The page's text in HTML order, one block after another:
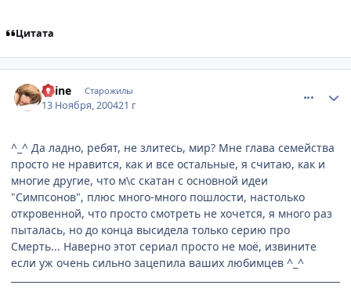
Цитата
Shine Старожилы
13 Ноября, 200421 г
^_^ Да ладно, ребят, не злитесь, мир? Мне глава семейства
просто не нравится, как и все остальные, я считаю, как и
многие другие, что м\с скатан с основной идеи
"Симпсонов", плюс много-много пошлости, настолько
откровенной, что просто смотреть не хочется, я много раз
пыталась, но до конца высидела только серию про
Смерть... Наверно этот сериал просто не моё, извините
если уж очень сильно зацепила ваших любимцев ^_^